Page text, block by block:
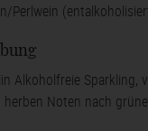
Perlwein
Alkoholfreie
herben Noten nach